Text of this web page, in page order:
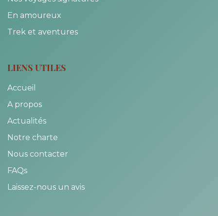
En amoureux
Trek et aventures
LIENS UTILES
Accueil
A propos
Actualités
Notre charte
Nous contacter
FAQs
Laissez-nous un avis